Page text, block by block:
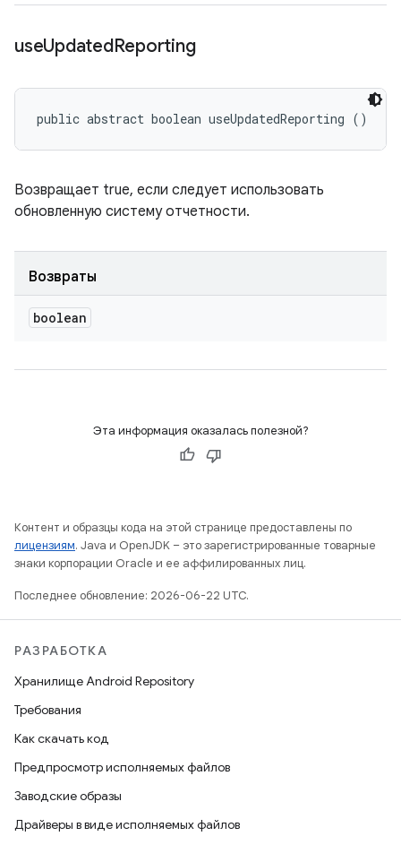
useUpdatedReporting
public abstract boolean useUpdatedReporting ()
Возвращает true, если следует использовать
обновленную систему отчетности.
Возвраты
boolean
Эта информация оказалась полезной?
Контент и образцы кода на этой странице предоставлены по
лицензиям. Java и OpenJDK – это зарегистрированные товарные
знаки корпорации Oracle и ее аффилированных лиц.
Последнее обновление: 2026-06-22 UTC.
РАЗРАБОТКА
Хранилище Android Repository
Требования
Как скачать код
Предпросмотр исполняемых файлов
Заводские образы
Драйверы в виде исполняемых файлов